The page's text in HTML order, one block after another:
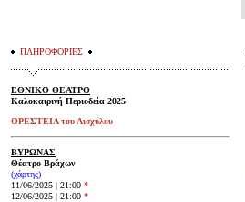
ΠΛΗΡΟΦΟΡΙΕΣ
ΕΘΝΙΚΟ ΘΕΑΤΡΟ
Καλοκαιρινή Περιοδεία 2025
ΟΡΕΣΤΕΙΑ του Αισχύλου
ΒΥΡΩΝΑΣ
Θέατρο Βράχων
(χάρτης)
11/06/2025 | 21:00 *
12/06/2025 | 21:00 *